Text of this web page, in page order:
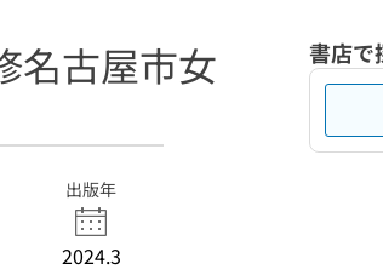
名古屋市女
出版年
2024.3
書店で